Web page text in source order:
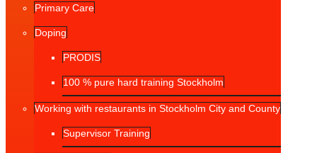
Primary Care
Doping
PRODIS
100 % pure hard training Stockholm
Working with restaurants in Stockholm City and County
Supervisor Training